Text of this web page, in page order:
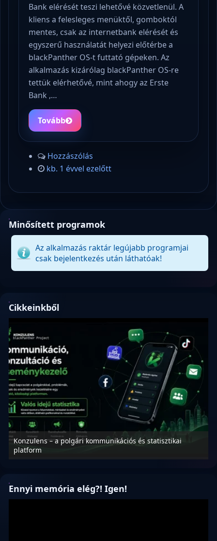
Bank elérését teszi lehetővé közvetlenül. A
kliens a felesleges menüktől, gomboktól
mentes, csak az internetbank elérését és
egyszerű használatát helyezi előtérbe a
blackPanther OS-t futtató gépeken. Az
alkalmazás kizárólag blackPanther OS-re
tettük elérhetővé, mint ahogy az Erste
Bank ,…
Tovább
Hozzászólás
kb. 1 évvel ezelőtt
Minősített programok
Az alkalmazás raktár legújabb programjai
csak bejelentkezés után láthatóak!
Cikkeinkből
Konzulens – a polgári kommunikációs és statisztikai
platform
Ennyi memória elég?! Igen!